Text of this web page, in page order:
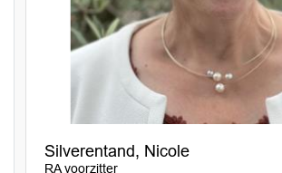
Silverentand, Nicole
RA voorzitter